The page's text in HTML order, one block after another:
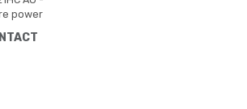
power